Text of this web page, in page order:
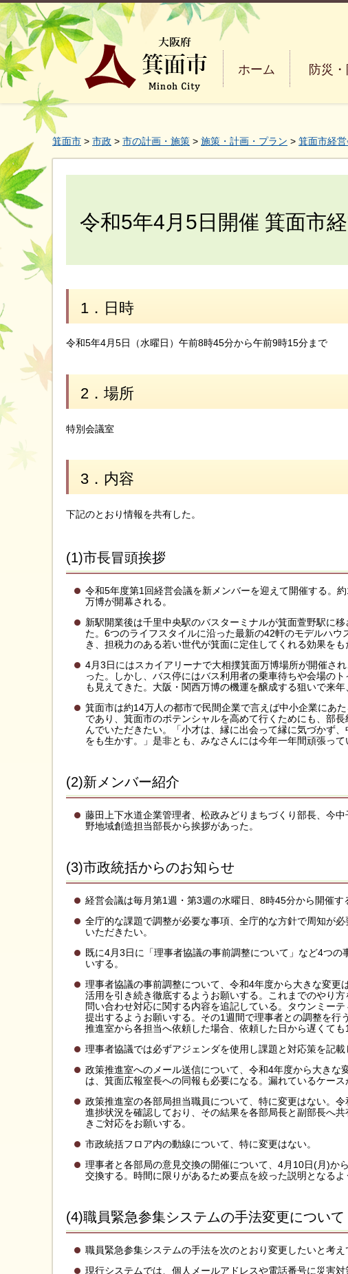
大阪府
ホーム 防災
箕面市 > 市政 > 市の計画・施策 > 施策・計画・プラン > 箕面市経
令和5年4月5日開催 箕面市
1．日時
令和5年4月5日（水曜日）午前8時45分から午前9時15分まで
2．場所
特別会議室
3．内容
下記のとおり情報を共有した。
(1)市長冒頭挨拶
令和5年度第1回経営会議を新メンバーを迎えて開催する。
万博が開幕される。
新駅開業後は千里中央駅のバスターミナルが箕面萱野駅に
た。6つのライフスタイルに沿った最新の42軒のモデルハ
き、担税力のある若い世代が箕面に定住してくれる効果をも
4月3日にはスカイアリーナで大相撲箕面万博場所が開催さ
った。しかし、バス停にはバス利用者の乗車待ちや会場の
も見えてきた。大阪・関西万博の機運を醸成する狙いで来
箕面市は約14万人の都市で民間企業で言えば中小企業にあ
であり、箕面市のポテンシャルを高めて行くためにも、部
んでいただきたい。「小才は、縁に出会って縁に気づかず
をも生かす。」是非とも、みなさんには今年一年間頑張って
(2)新メンバー紹介
藤田上下水道企業管理者、松政みどりまちづくり部長、今
野地域創造担当部長から挨拶があった。
(3)市政統括からのお知らせ
経営会議は毎月第1週・第3週の水曜日、8時45分から開催す
全庁的な課題で調整が必要な事項、全庁的な方針で周知が
いただきたい。
既に4月3日に「理事者協議の事前調整について」など4つ
いする。
理事者協議の事前調整について、令和4年度から大きな変
活用を引き続き徹底するようお願いする。これまでのやり
問い合わせ対応に関する内容を追記している。タウンミー
提出するようお願いする。その1週間で理事者との調整を
推進室から各担当へ依頼した場合、依頼した日から遅くても
理事者協議では必ずアジェンダを使用し課題と対応策を記載
政策推進室へのメール送信について、令和4年度から大き
は、箕面広報室長への同報も必要になる。漏れているケー
政策推進室の各部局担当職員について、特に変更はない。
進捗状況を確認しており、その結果を各部局長と副部長へ
きご対応をお願いする。
市政統括フロア内の動線について、特に変更はない。
理事者と各部局の意見交換の開催について、4月10日(月)か
交換する。時間に限りがあるため要点を絞った説明となるよ
(4)職員緊急参集システムの手法変更について
職員緊急参集システムの手法を次のとおり変更したいと考え
現行システムでは、個人メールアドレスや電話番号に災害